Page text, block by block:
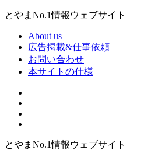
とやまNo.1情報ウェブサイト
About us
広告掲載&仕事依頼
お問い合わせ
本サイトの仕様
とやまNo.1情報ウェブサイト